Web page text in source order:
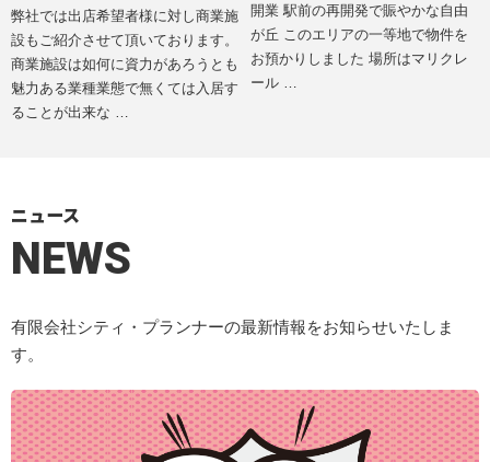
弊社では出店希望者様に対し商業施
設もご紹介させて頂いております。
商業施設は如何に資力があろうとも
魅力ある業種業態で無くては入居す
ることが出来な …
開業 駅前の再開発で賑やかな自由
が丘 このエリアの一等地で物件を
お預かりしました 場所はマリクレ
ール …
ニュース
NEWS
有限会社シティ・プランナーの最新情報をお知らせいたしま
す。